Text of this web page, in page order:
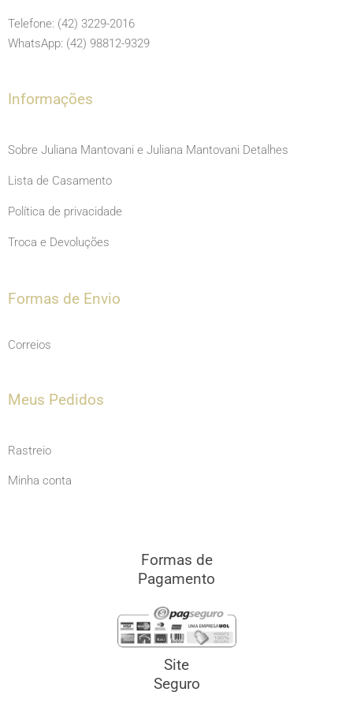
o
o
g
r
m
b
e
Telefone: (42) 3229-2016
WhatsApp: (42) 98812-9329
Informações
Sobre Juliana Mantovani e Juliana Mantovani Detalhes
Lista de Casamento
Política de privacidade
Troca e Devoluções
Formas de Envio
Correios
Meus Pedidos
Rastreio
Minha conta
Formas de
Pagamento
Site
Seguro